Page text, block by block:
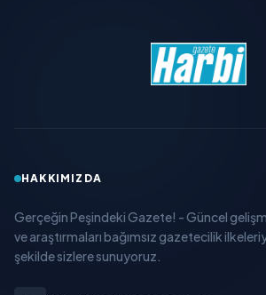
HAKKIMIZDA
Gerçeğin Peşindeki Gazete! - Güncel
ve araştırmaları bağımsız gazetecilik
şekilde sizlere sunuyoruz.